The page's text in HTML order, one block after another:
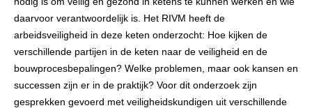
daarvoor verantwoordelijk is. Het RIVM heeft de
arbeidsveiligheid in deze keten onderzocht: Hoe kijken de
verschillende partijen in de keten naar de veiligheid en de
bouwprocesbepalingen? Welke problemen, maar ook kansen en
successen zijn er in de praktijk? Voor dit onderzoek zijn
gesprekken gevoerd met veiligheidskundigen uit verschillende